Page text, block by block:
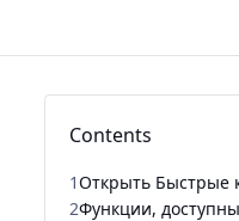
Contents
1Открыть Быстрые
2Функции,